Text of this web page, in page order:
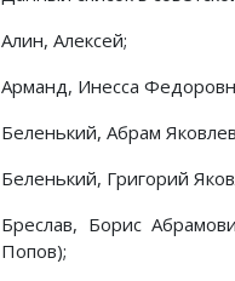
Алин, Алексей;
Арманд, Инесса
Беленький, Абрам
Беленький, Григорий
Бреслав, Борис
Попов);